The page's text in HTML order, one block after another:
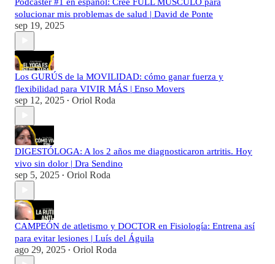
solucionar mis problemas de salud | David de Ponte
sep 19, 2025
Los GURÚS de la MOVILIDAD: cómo ganar fuerza y
flexibilidad para VIVIR MÁS | Enso Movers
sep 12, 2025 • Oriol Roda
DIGESTÓLOGA: A los 2 años me diagnosticaron artritis. Hoy
vivo sin dolor | Dra Sendino
sep 5, 2025 • Oriol Roda
CAMPEÓN de atletismo y DOCTOR en Fisiología: Entrena así
para evitar lesiones | Luís del Águila
ago 29, 2025 • Oriol Roda